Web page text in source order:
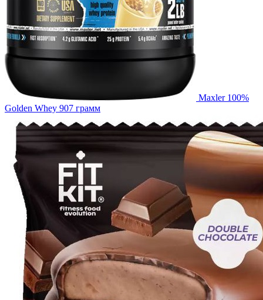
Maxler 100%
Golden Whey 907 грамм